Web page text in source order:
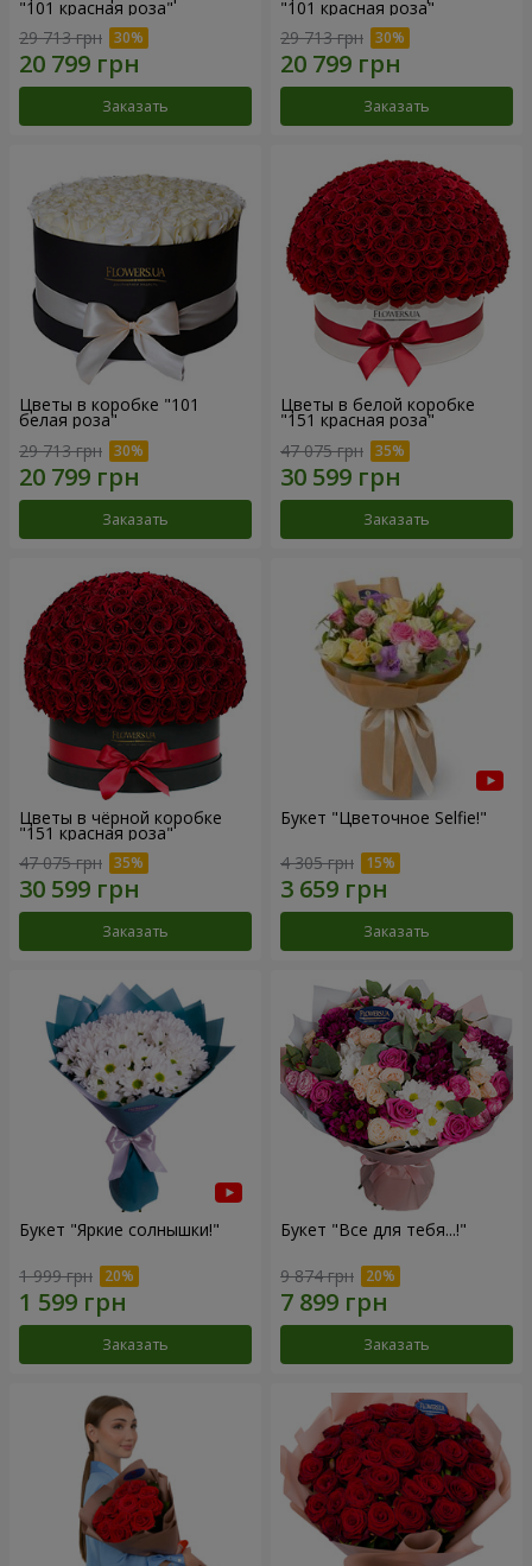
"101 красная роза"
29 713 грн
Заказать
"101 красная роза"
29 713 грн
Заказать
Цветы в коробке "101
белая роза"
29 713 грн
Заказать
Цветы в белой коробке
"151 красная роза"
47 075 грн
Заказать
Цветы в чёрной коробке
"151 красная роза"
47 075 грн
Заказать
Букет "Цветочное Selfie!"
4 305 грн
Заказать
Букет "Яркие солнышки!"
1 999 грн
Заказать
Букет "Все для тебя...!"
9 874 грн
Заказать